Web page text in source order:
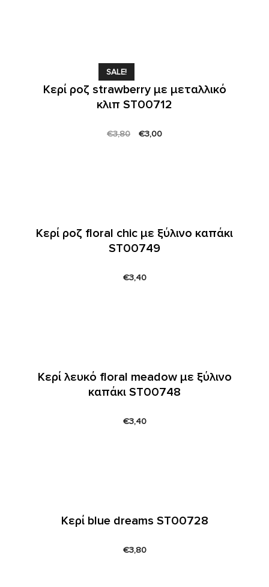
SALE!
Κερί ροζ strawberry με μεταλλικό
κλιπ ST00712
€3,80
Original
€3,00Current
Κερί ροζ floral chic με ξύλινο καπάκι
ST00749
€3,40
Κερί λευκό floral meadow με ξύλινο
καπάκι ST00748
€3,40
Κερί blue dreams ST00728
€3,80